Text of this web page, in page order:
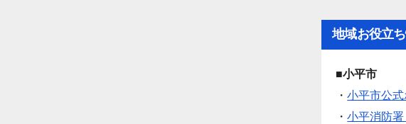
地域お役立
■小平市
・小平市公
・小平消防署